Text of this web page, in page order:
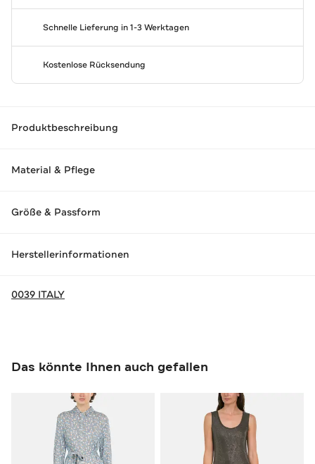
Schnelle Lieferung in 1-3 Werktagen
Kostenlose Rücksendung
Produktbeschreibung
Material & Pflege
Größe & Passform
Herstellerinformationen
0039 ITALY
Das könnte Ihnen auch gefallen